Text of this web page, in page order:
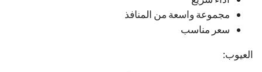
مجموعة واسعة من المنافذ
سعر مناسب
العيوب: